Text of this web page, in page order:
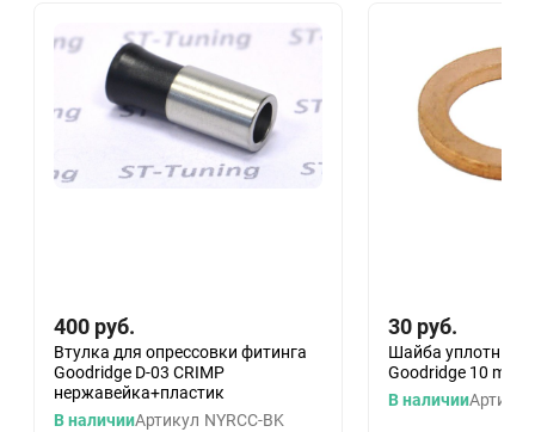
400 руб.
Втулка для опрессовки фитинга
Goodridge D-03 CRIMP
нержавейка+пластик
В наличииАртикул NYRCC-BK
30 руб.
Шайба
Goodridge 10 mm
В наличииАртикул